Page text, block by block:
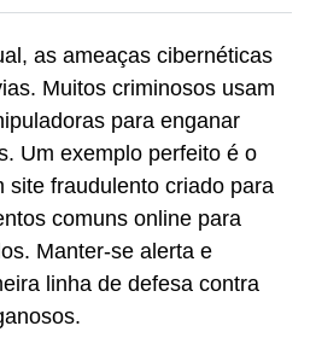
as ameaças cibernéticas
Muitos criminosos usam
para enganar
Um exemplo perfeito é o
fraudulento criado para
comuns online para
Manter-se alerta e
linha de defesa contra